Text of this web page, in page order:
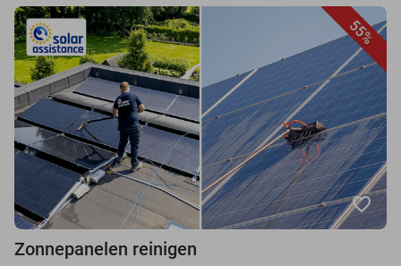
55%
favorite_border
Zonnepanelen reinigen